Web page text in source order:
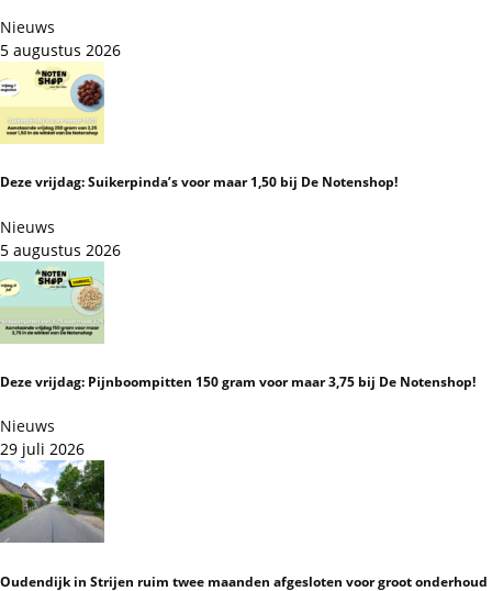
Nieuws
5 augustus 2026
Deze vrijdag: Suikerpinda’s voor maar 1,50 bij De Notenshop!
Nieuws
5 augustus 2026
Deze vrijdag: Pijnboompitten 150 gram voor maar 3,75 bij De Notenshop!
Nieuws
29 juli 2026
Oudendijk in Strijen ruim twee maanden afgesloten voor groot onderhoud